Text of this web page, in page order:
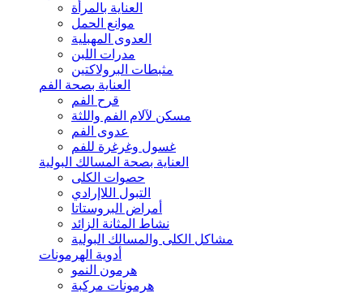
العناية بالمرأة
موانع الحمل
العدوى المهبلية
مدرات اللبن
مثبطات البرولاكتين
العناية بصحة الفم
قرح الفم
مسكن لآلام الفم واللثة
عدوى الفم
غسول وغرغرة للفم
العناية بصحة المسالك البولية
حصوات الكلى
التبول اللاإرادي
أمراض البروستاتا
نشاط المثانة الزائد
مشاكل الكلى والمسالك البولية
أدوية الهرمونات
هرمون النمو
هرمونات مركبة